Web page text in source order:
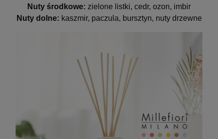
Nuty środkowe: zielone listki, cedr, ozon, imbir
Nuty dolne: kaszmir, paczula, bursztyn, nuty drzewne